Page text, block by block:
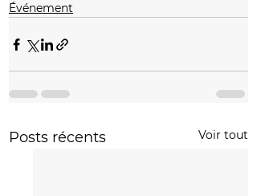
Événement
Posts récents Voir tout